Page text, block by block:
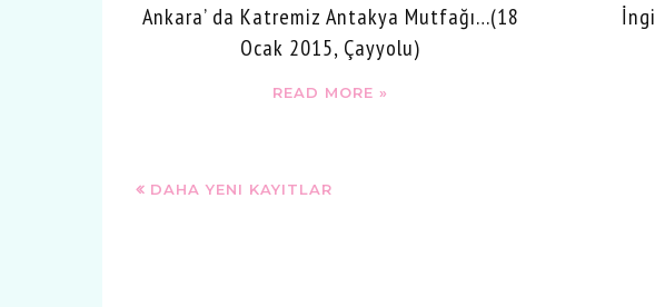
Ankara’ da Katremiz Antakya Mutfağı…(18
Ocak 2015, Çayyolu)
READ MORE »
DAHA YENI KAYITLAR